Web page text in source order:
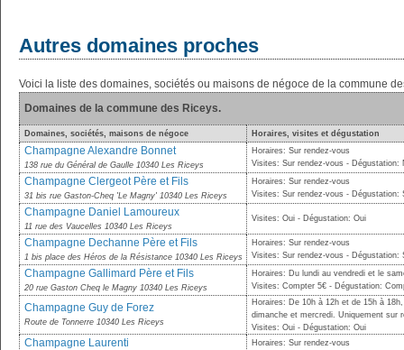
Autres domaines proches
Voici la liste des domaines, sociétés ou maisons de négoce de la commune
Domaines de la commune des Riceys.
Domaines, sociétés, maisons de négoce Horaires, visites et dégustation
Champagne Alexandre Bonnet
138 rue du Général de Gaulle 10340 Les Riceys
Horaires: Sur rendez-vous
Visites: Sur rendez-vous - Dégustation:
Champagne Clergeot Père et Fils
31 bis rue Gaston-Cheq 'Le Magny' 10340 Les Riceys
Horaires: Sur rendez-vous
Visites: Sur rendez-vous - Dégustation:
Champagne Daniel Lamoureux
11 rue des Vaucelles 10340 Les Riceys
Visites: Oui - Dégustation: Oui
Champagne Dechanne Père et Fils
1 bis place des Héros de la Résistance 10340 Les Riceys
Horaires: Sur rendez-vous
Visites: Sur rendez-vous - Dégustation:
Champagne Gallimard Père et Fils
20 rue Gaston Cheq le Magny 10340 Les Riceys
Horaires: Du lundi au vendredi et le
Visites: Compter 5€ - Dégustation:
Champagne Guy de Forez
Route de Tonnerre 10340 Les Riceys
Horaires: De 10h à 12h et de 15h à
dimanche et mercredi. Uniquement sur
Visites: Oui - Dégustation: Oui
Champagne Laurenti
Horaires: Sur rendez-vous